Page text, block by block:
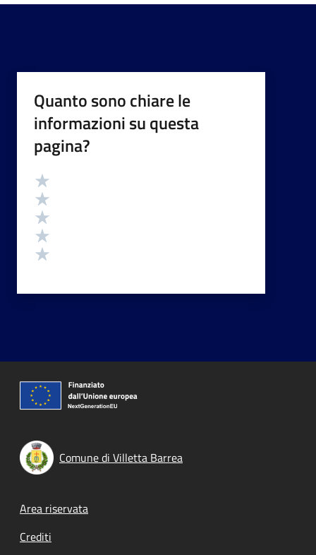
Quanto sono chiare le
informazioni su questa
pagina?
Valutazione
Comune di Villetta Barrea
Footer menu
Area riservata
Crediti